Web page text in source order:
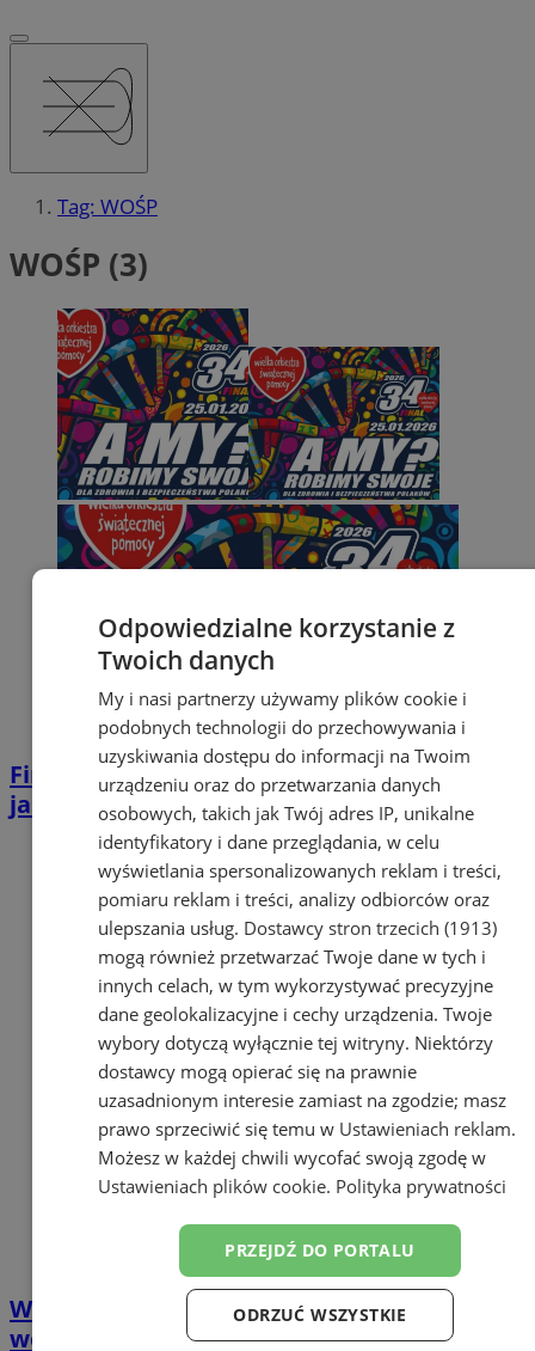
Tag: WOŚP
WOŚP (3)
Finał WOŚP w SP3 w Orzeszu. Kiermasz,
jasełka i aukcje dla dzieci
WOŚP 2026: Policja dba o bezpieczeństwo
wolontariuszy i darczyńców
Odpowiedzialne korzystanie z
Twoich danych
My i nasi partnerzy używamy plików cookie i
podobnych technologii do przechowywania i
uzyskiwania dostępu do informacji na Twoim
urządzeniu oraz do przetwarzania danych
osobowych, takich jak Twój adres IP, unikalne
identyfikatory i dane przeglądania, w celu
wyświetlania spersonalizowanych reklam i treści,
pomiaru reklam i treści, analizy odbiorców oraz
ulepszania usług. Dostawcy stron trzecich (1913)
mogą również przetwarzać Twoje dane w tych i
innych celach, w tym wykorzystywać precyzyjne
dane geolokalizacyjne i cechy urządzenia. Twoje
wybory dotyczą wyłącznie tej witryny. Niektórzy
dostawcy mogą opierać się na prawnie
uzasadnionym interesie zamiast na zgodzie; masz
prawo sprzeciwić się temu w Ustawieniach reklam.
Możesz w każdej chwili wycofać swoją zgodę w
Ustawieniach plików cookie. Polityka prywatności
PRZEJDŹ DO PORTALU
ODRZUĆ WSZYSTKIE